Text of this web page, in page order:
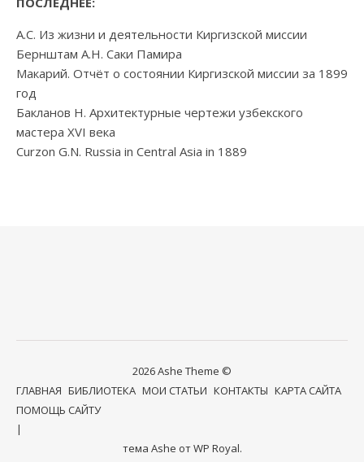
А.С. Из жизни и деятельности Киргизской миссии
Бернштам А.Н. Саки Памира
Макарий. Отчёт о состоянии Киргизской миссии за 1899
год
Бакланов Н. Архитектурные чертежи узбекского
мастера XVI века
Curzon G.N. Russia in Central Asia in 1889
2026 Ashe Theme ©
ГЛАВНАЯ БИБЛИОТЕКА МОИ СТАТЬИ КОНТАКТЫ КАРТА САЙТА
ПОМОЩЬ САЙТУ
тема Ashe отWP Royal.